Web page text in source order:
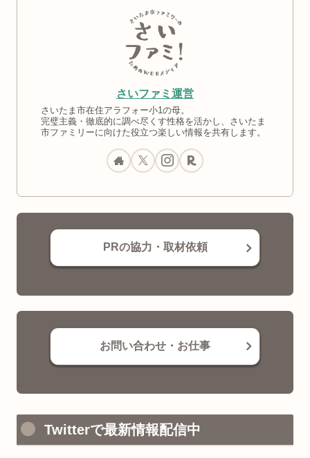
さいファミ運営
さいたま市在住アラフォー小1の母。
完璧主義・徹底的に調べ尽くす性格を活かし、さいたま
市ファミリーに向けた役立つ楽しい情報を共有します。
PRの協力・取材依頼
お問い合わせ・お仕事
Twitterで最新情報配信中